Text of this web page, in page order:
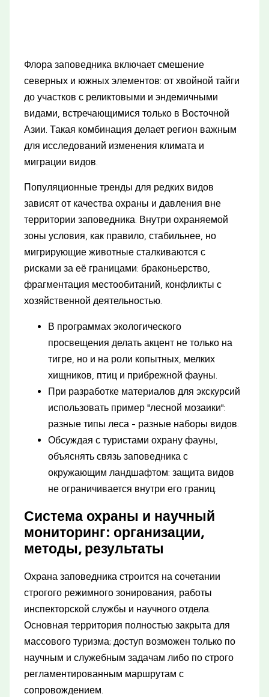
Флора заповедника включает смешение
северных и южных элементов: от хвойной тайги
до участков с реликтовыми и эндемичными
видами, встречающимися только в Восточной
Азии. Такая комбинация делает регион важным
для исследований изменения климата и
миграции видов.
Популяционные тренды для редких видов
зависят от качества охраны и давления вне
территории заповедника. Внутри охраняемой
зоны условия, как правило, стабильнее, но
мигрирующие животные сталкиваются с
рисками за её границами: браконьерство,
фрагментация местообитаний, конфликты с
хозяйственной деятельностью.
В программах экологического
просвещения делать акцент не только на
тигре, но и на роли копытных, мелких
хищников, птиц и прибрежной фауны.
При разработке материалов для экскурсий
использовать пример "лесной мозаики":
разные типы леса - разные наборы видов.
Обсуждая с туристами охрану фауны,
объяснять связь заповедника с
окружающим ландшафтом: защита видов
не ограничивается внутри его границ.
Система охраны и научный
мониторинг: организации,
методы, результаты
Охрана заповедника строится на сочетании
строгого режимного зонирования, работы
инспекторской службы и научного отдела.
Основная территория полностью закрыта для
массового туризма; доступ возможен только по
научным и служебным задачам либо по строго
регламентированным маршрутам с
сопровождением.